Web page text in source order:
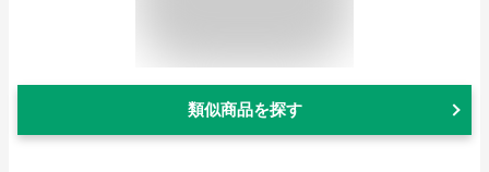
類似商品を探す